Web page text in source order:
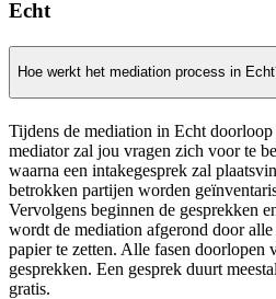
Echt
Hoe werkt het mediation process in
Tijdens de mediation in Echt
mediator zal jou vragen zich voor te
waarna een intakegesprek zal
betrokken partijen worden
Vervolgens beginnen de gesprekken
wordt de mediation afgerond door
papier te zetten. Alle fasen doorlopen
gesprekken. Een gesprek duurt
gratis.